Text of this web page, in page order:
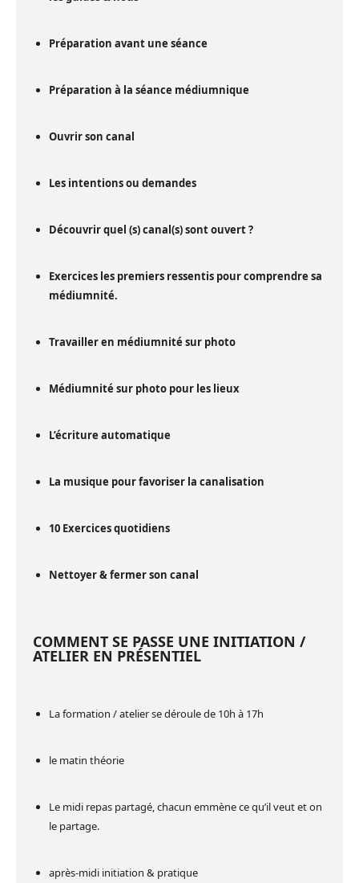
Préparation avant une séance
Préparation à la séance médiumnique
Ouvrir son canal
Les intentions ou demandes
Découvrir quel (s) canal(s) sont ouvert ?
Exercices les premiers ressentis pour comprendre sa
médiumnité.
Travailler en médiumnité sur photo
Médiumnité sur photo pour les lieux
L’écriture automatique
La musique pour favoriser la canalisation
10 Exercices quotidiens
Nettoyer & fermer son canal
COMMENT SE PASSE UNE INITIATION /
ATELIER EN PRÉSENTIEL
La formation / atelier se déroule de 10h à 17h
le matin théorie
Le midi repas partagé, chacun emmène ce qu’il veut et on
le partage.
après-midi initiation & pratique